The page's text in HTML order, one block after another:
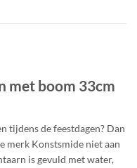
met boom 33cm
tijdens de feestdagen? Dan
merk Konstsmide niet aan
is gevuld met water,